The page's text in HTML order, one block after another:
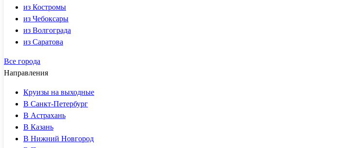
из Костромы
из Чебоксары
из Волгограда
из Саратова
Все города
Направления
Круизы на выходные
В Санкт-Петербург
В Астрахань
В Казань
В Нижний Новгород